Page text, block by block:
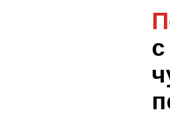
Почему важно говорить